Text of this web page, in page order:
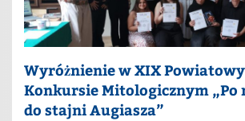
Wyróżnienie w XIX
Konkursie Mitologicznym
do stajni Augiasza”